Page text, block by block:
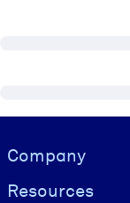
Visually
Company
Resources